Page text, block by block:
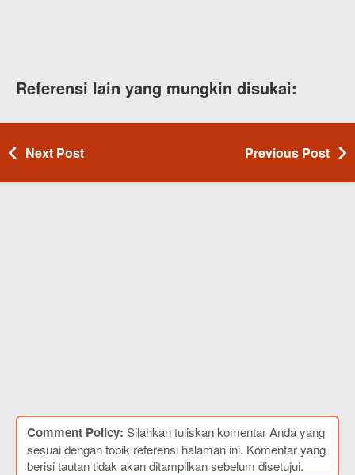
Referensi lain yang mungkin disukai:
Next Post Previous Post
Comment Policy: Silahkan tuliskan komentar Anda yang
sesuai dengan topik referensi halaman ini. Komentar yang
berisi tautan tidak akan ditampilkan sebelum disetujui.